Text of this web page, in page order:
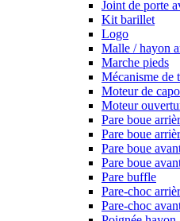
Joint de porte
Kit barillet
Logo
Malle / hayon
Marche pieds
Mécanisme de
Moteur de
Moteur
Pare boue
Pare boue
Pare boue
Pare boue
Pare buffle
Pare-choc
Pare-choc